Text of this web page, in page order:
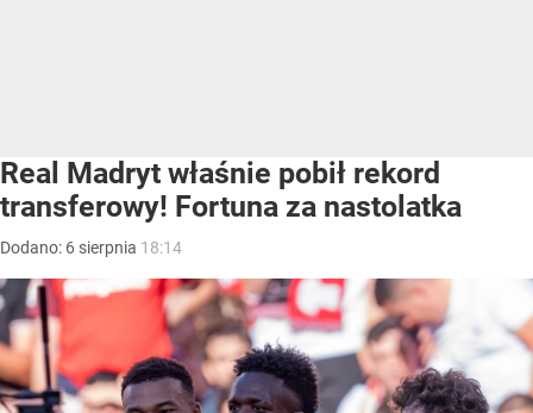
Real Madryt właśnie pobił rekord
transferowy! Fortuna za nastolatka
Dodano: 6 sierpnia 18:14